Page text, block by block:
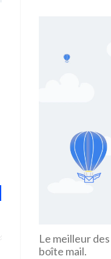
Le meilleur
boîte mail.